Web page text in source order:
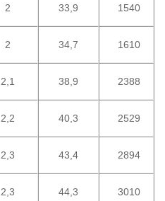
2 33,9 1540
2 34,7 1610
2,1 38,9 2388
2,2 40,3 2529
2,3 43,4 2894
2,3 44,3 3010